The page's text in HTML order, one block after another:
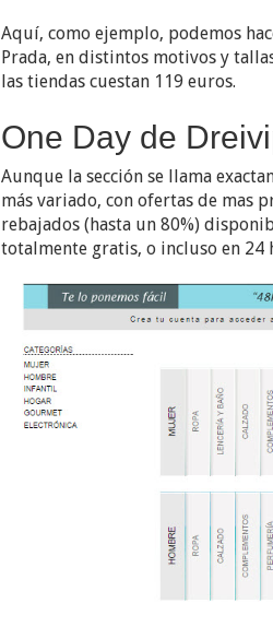
Aquí, como ejemplo, podemos
Prada, en distintos motivos y
las tiendas cuestan 119 euros.
One Day de
Aunque la sección se llama
más variado, con ofertas de mas
rebajados (hasta un 80%)
totalmente gratis, o incluso en 24